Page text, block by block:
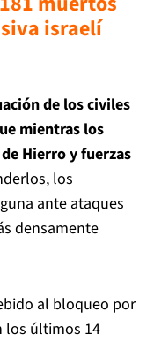
israelí
de los civiles
mientras los
Hierro y fuerzas
los
ante ataques
densamente
al bloqueo por
los últimos 14